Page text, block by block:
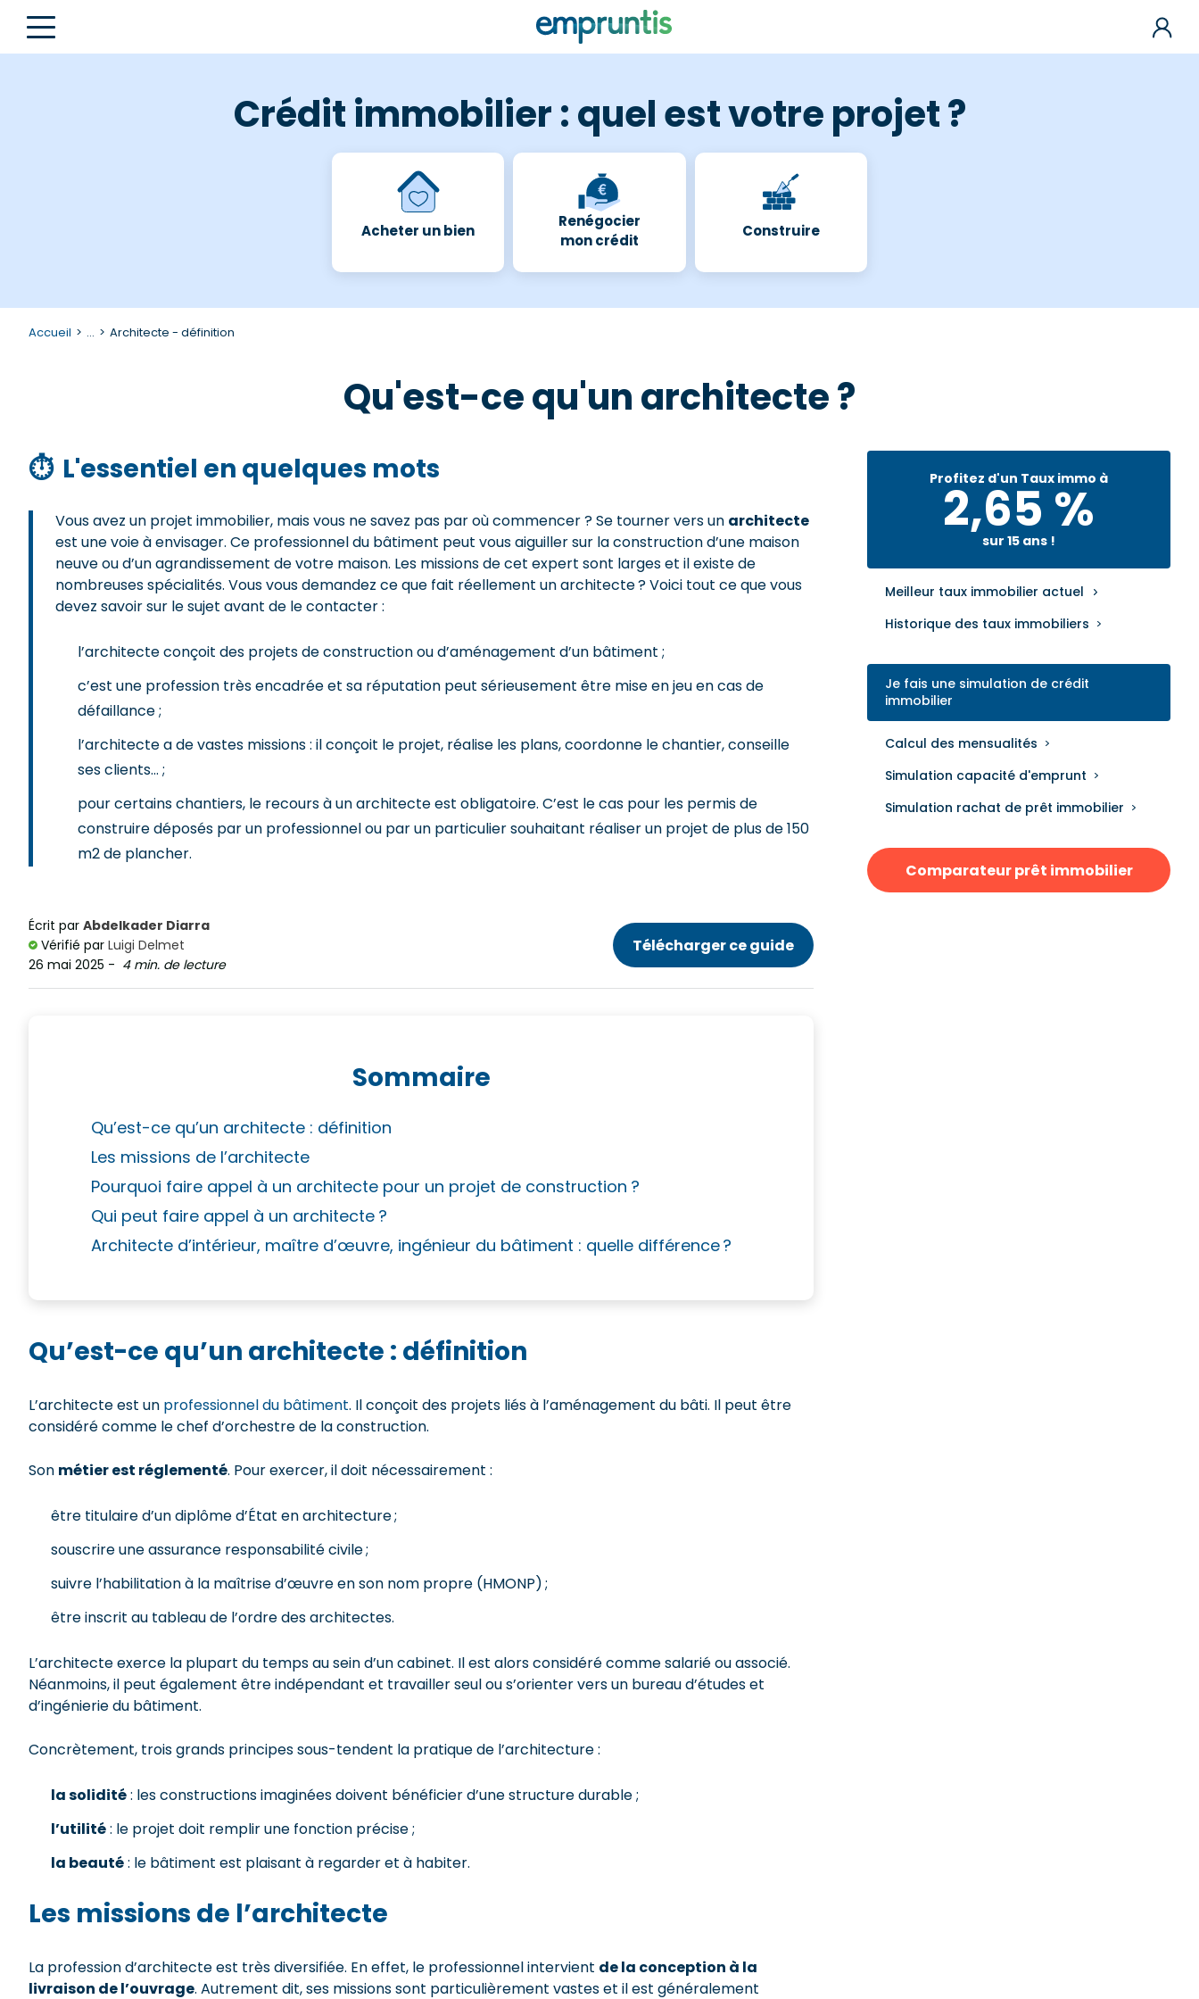
Crédit immobilier : quel est votre projet ?
Acheter un bien
Renégocier
mon crédit
Construire
Accueil ... Architecte - définition
Qu'est-ce qu'un architecte ?
⏱ L'essentiel en quelques mots
Vous avez un projet immobilier, mais vous ne savez pas par où commencer ? Se tourner vers un architecte
est une voie à envisager. Ce professionnel du bâtiment peut vous aiguiller sur la construction d’une maison
neuve ou d’un agrandissement de votre maison. Les missions de cet expert sont larges et il existe de
nombreuses spécialités. Vous vous demandez ce que fait réellement un architecte ? Voici tout ce que vous
devez savoir sur le sujet avant de le contacter :
l’architecte conçoit des projets de construction ou d’aménagement d’un bâtiment ;
c’est une profession très encadrée et sa réputation peut sérieusement être mise en jeu en cas de
défaillance ;
l’architecte a de vastes missions : il conçoit le projet, réalise les plans, coordonne le chantier, conseille
ses clients… ;
pour certains chantiers, le recours à un architecte est obligatoire. C’est le cas pour les permis de
construire déposés par un professionnel ou par un particulier souhaitant réaliser un projet de plus de 150
m2 de plancher.
Écrit par Abdelkader Diarra
Vérifié par Luigi Delmet
26 mai 2025 - 4 min. de lecture
Télécharger ce guide
Sommaire
Qu’est-ce qu’un architecte : définition
Les missions de l’architecte
Pourquoi faire appel à un architecte pour un projet de construction ?
Qui peut faire appel à un architecte ?
Architecte d’intérieur, maître d’œuvre, ingénieur du bâtiment : quelle différence ?
Qu’est-ce qu’un architecte : définition
L’architecte est un professionnel du bâtiment. Il conçoit des projets liés à l’aménagement du bâti. Il peut être
considéré comme le chef d’orchestre de la construction.
Son métier est réglementé. Pour exercer, il doit nécessairement :
être titulaire d’un diplôme d’État en architecture ;
souscrire une assurance responsabilité civile ;
suivre l’habilitation à la maîtrise d’œuvre en son nom propre (HMONP) ;
être inscrit au tableau de l’ordre des architectes.
L’architecte exerce la plupart du temps au sein d’un cabinet. Il est alors considéré comme salarié ou associé.
Néanmoins, il peut également être indépendant et travailler seul ou s’orienter vers un bureau d’études et
d’ingénierie du bâtiment.
Concrètement, trois grands principes sous-tendent la pratique de l’architecture :
la solidité: les constructions imaginées doivent bénéficier d’une structure durable ;
l’utilité: le projet doit remplir une fonction précise ;
la beauté: le bâtiment est plaisant à regarder et à habiter.
Les missions de l’architecte
La profession d’architecte est très diversifiée. En effet, le professionnel intervient de la conception à la
livraison de l’ouvrage. Autrement dit, ses missions sont particulièrement vastes et il est généralement
Profitez d'un Taux immo à
2,65 %
sur 15 ans !
Meilleur taux immobilier actuel
Historique des taux immobiliers
Je fais une simulation de crédit
immobilier
Calcul des mensualités
Simulation capacité d'emprunt
Simulation rachat de prêt immobilier
Comparateur prêt immobilier